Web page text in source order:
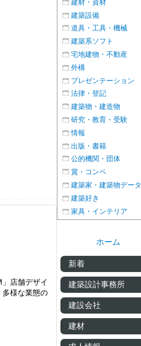
店舗デザイ
多様な業態の
建材・資材
建築設備
道具・工具・機械
建築系ソフト
宅地建物・不動産
外構
プレゼンテーション
法律・登記
建築物・建造物
研究・教育・受験
情報
出版・書籍
公的機関・団体
賞・コンペ
建築家・建築物データ
建築好き
家具・インテリア
ホーム
新着
建築設計事務所
建設会社
建材